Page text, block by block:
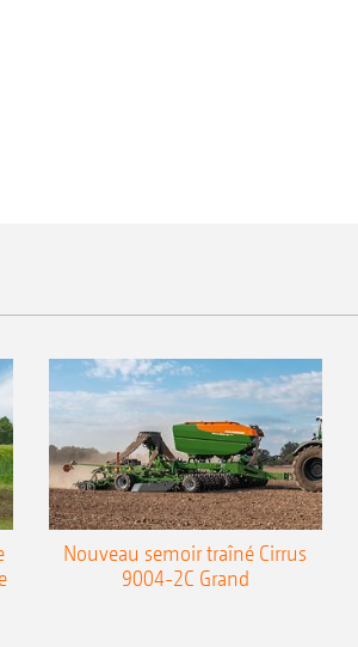
Nouveau semoir traîné Cirrus
9004-2C Grand